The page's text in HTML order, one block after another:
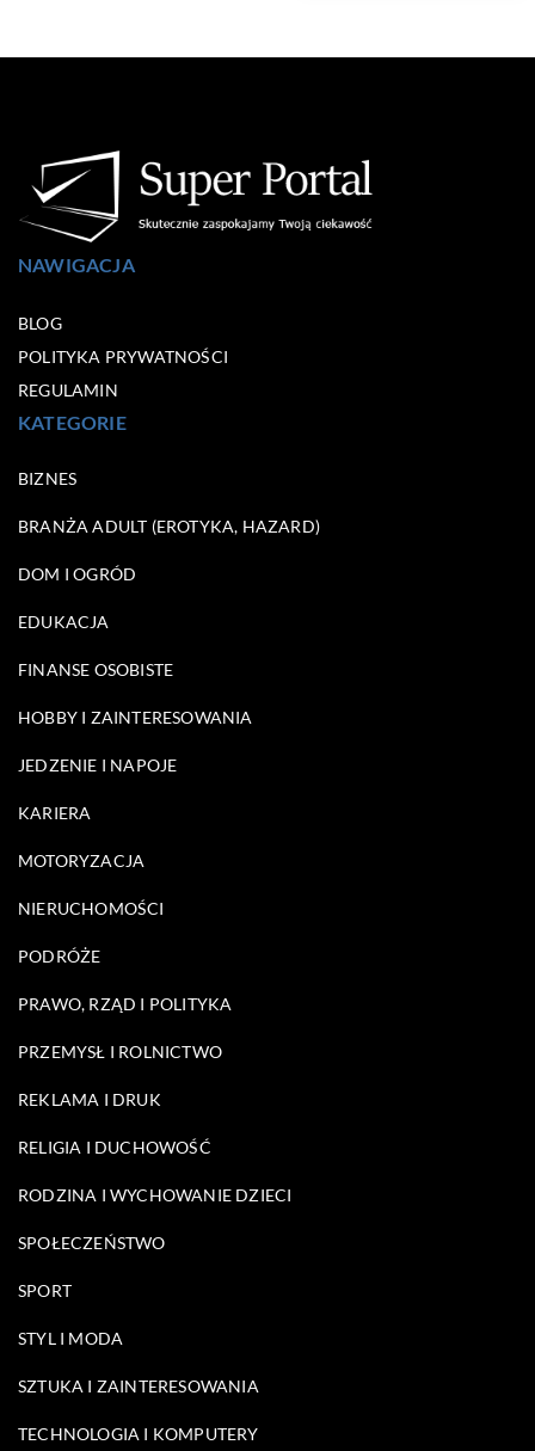
NAWIGACJA
BLOG
POLITYKA PRYWATNOŚCI
REGULAMIN
KATEGORIE
BIZNES
BRANŻA ADULT (EROTYKA, HAZARD)
DOM I OGRÓD
EDUKACJA
FINANSE OSOBISTE
HOBBY I ZAINTERESOWANIA
JEDZENIE I NAPOJE
KARIERA
MOTORYZACJA
NIERUCHOMOŚCI
PODRÓŻE
PRAWO, RZĄD I POLITYKA
PRZEMYSŁ I ROLNICTWO
REKLAMA I DRUK
RELIGIA I DUCHOWOŚĆ
RODZINA I WYCHOWANIE DZIECI
SPOŁECZEŃSTWO
SPORT
STYL I MODA
SZTUKA I ZAINTERESOWANIA
TECHNOLOGIA I KOMPUTERY